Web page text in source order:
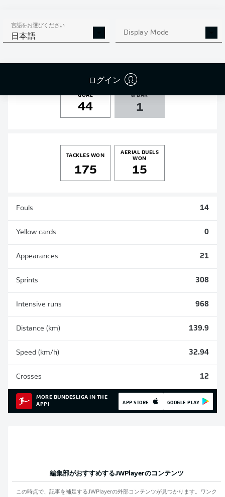
言語をお選びください
日本語 Display Mode
ログイン
GOALS PENALTIES
GOAL
44
& BAR
1
TACKLES WON
175
AERIAL DUELS
WON
15
Fouls 14
Yellow cards 0
Appearances 21
Sprints 308
Intensive runs 968
Distance (km) 139.9
Speed (km/h) 32.94
Crosses 12
MORE BUNDESLIGA IN THE
APP!
APP STORE GOOGLE PLAY
編集部がおすすめするJWPlayerのコンテンツ
この時点で、記事を補足するJWPlayerの外部コンテンツが見つかります。ワンク